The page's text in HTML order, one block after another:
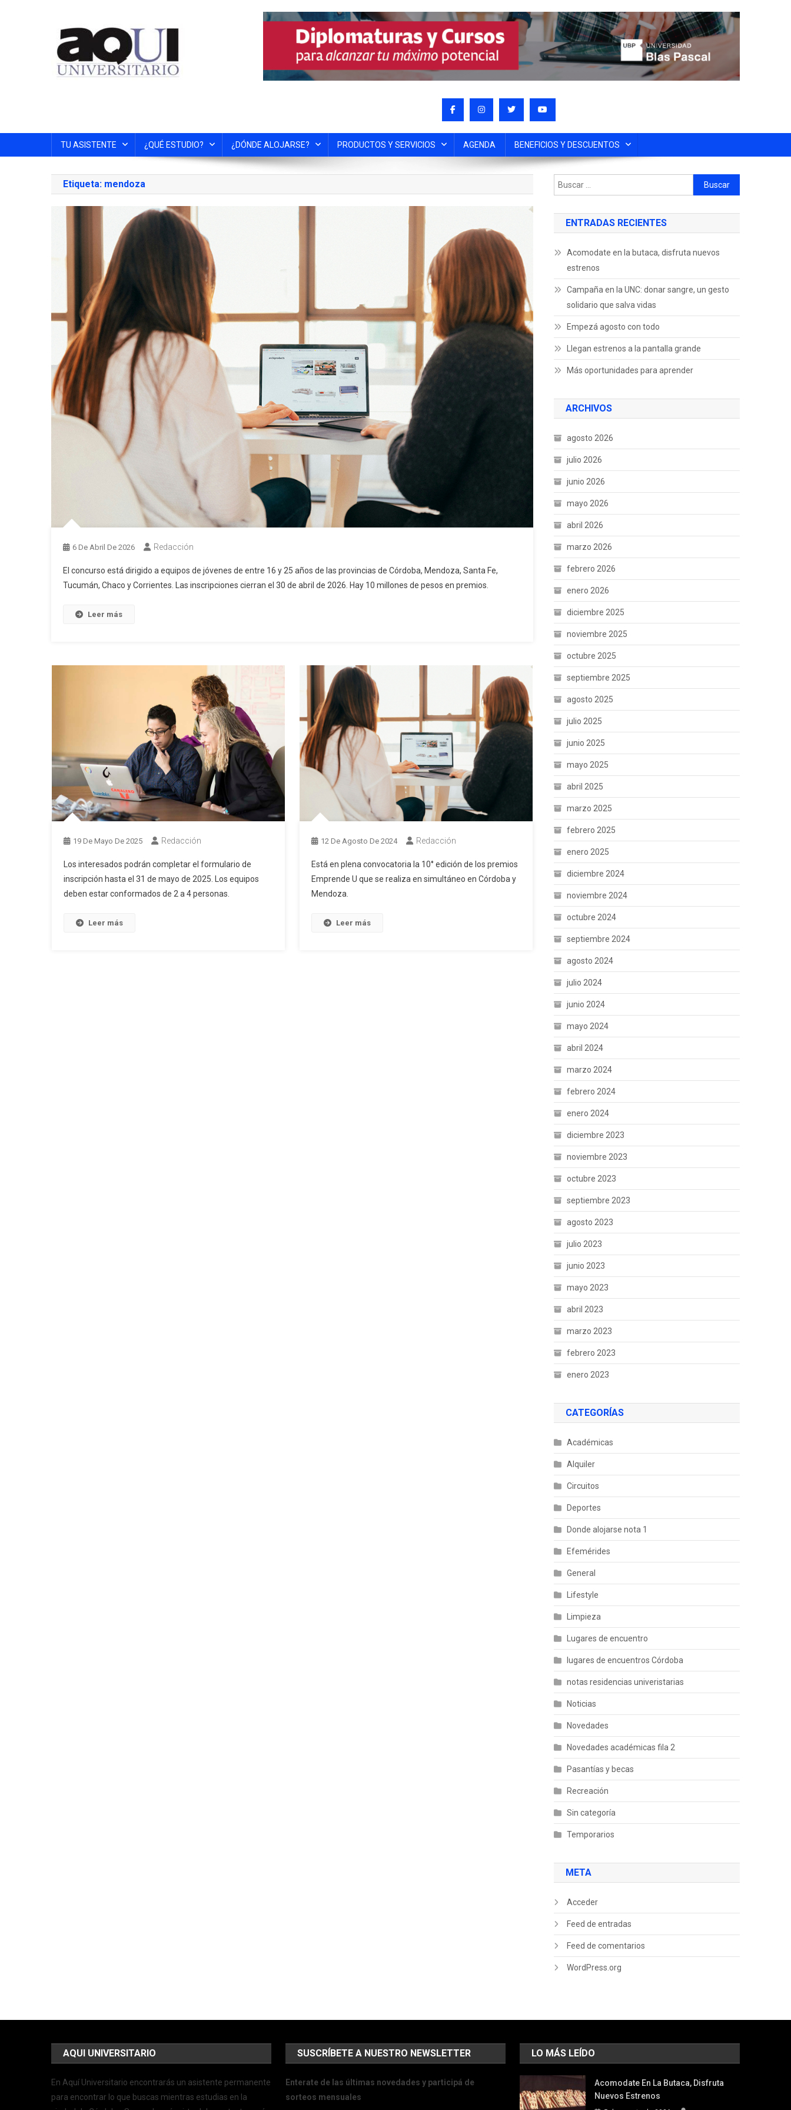
TU ASISTENTE ¿QUÉ ESTUDIO? ¿DÓNDE ALOJARSE? PRODUCTOS Y SERVICIOS AGENDA BENEFICIOS Y DESCUENTOS
Etiqueta: mendoza
6 De Abril De 2026 Redacción
El concurso está dirigido a equipos de jóvenes de entre 16 y 25 años de las provincias de Córdoba, Mendoza, Santa Fe,
Tucumán, Chaco y Corrientes. Las inscripciones cierran el 30 de abril de 2026. Hay 10 millones de pesos en premios.
Leer más
19 De Mayo De 2025 Redacción
Los interesados podrán completar el formulario de
inscripción hasta el 31 de mayo de 2025. Los equipos
deben estar conformados de 2 a 4 personas.
Leer más
12 De Agosto De 2024 Redacción
Está en plena convocatoria la 10° edición de los premios
Emprende U que se realiza en simultáneo en Córdoba y
Mendoza.
Leer más
ENTRADAS RECIENTES
Acomodate en la butaca, disfruta nuevos
estrenos
Campaña en la UNC: donar sangre, un gesto
solidario que salva vidas
Empezá agosto con todo
Llegan estrenos a la pantalla grande
Más oportunidades para aprender
ARCHIVOS
agosto 2026
julio 2026
junio 2026
mayo 2026
abril 2026
marzo 2026
febrero 2026
enero 2026
diciembre 2025
noviembre 2025
octubre 2025
septiembre 2025
agosto 2025
julio 2025
junio 2025
mayo 2025
abril 2025
marzo 2025
febrero 2025
enero 2025
diciembre 2024
noviembre 2024
octubre 2024
septiembre 2024
agosto 2024
julio 2024
junio 2024
mayo 2024
abril 2024
marzo 2024
febrero 2024
enero 2024
diciembre 2023
noviembre 2023
octubre 2023
septiembre 2023
agosto 2023
julio 2023
junio 2023
mayo 2023
abril 2023
marzo 2023
febrero 2023
enero 2023
CATEGORÍAS
Académicas
Alquiler
Circuitos
Deportes
Donde alojarse nota 1
Efemérides
General
Lifestyle
Limpieza
Lugares de encuentro
lugares de encuentros Córdoba
notas residencias univeristarias
Noticias
Novedades
Novedades académicas fila 2
Pasantías y becas
Recreación
Sin categoría
Temporarios
META
Acceder
Feed de entradas
Feed de comentarios
WordPress.org
AQUI UNIVERSITARIO
En Aquí Universitario encontrarás un asistente permanente
para encontrar lo que buscas mientras estudias en la
SUSCRÍBETE A NUESTRO NEWSLETTER
Enterate de las últimas novedades y participá de
sorteos mensuales
LO MÁS LEÍDO
Acomodate En La Butaca, Disfruta
Nuevos Estrenos